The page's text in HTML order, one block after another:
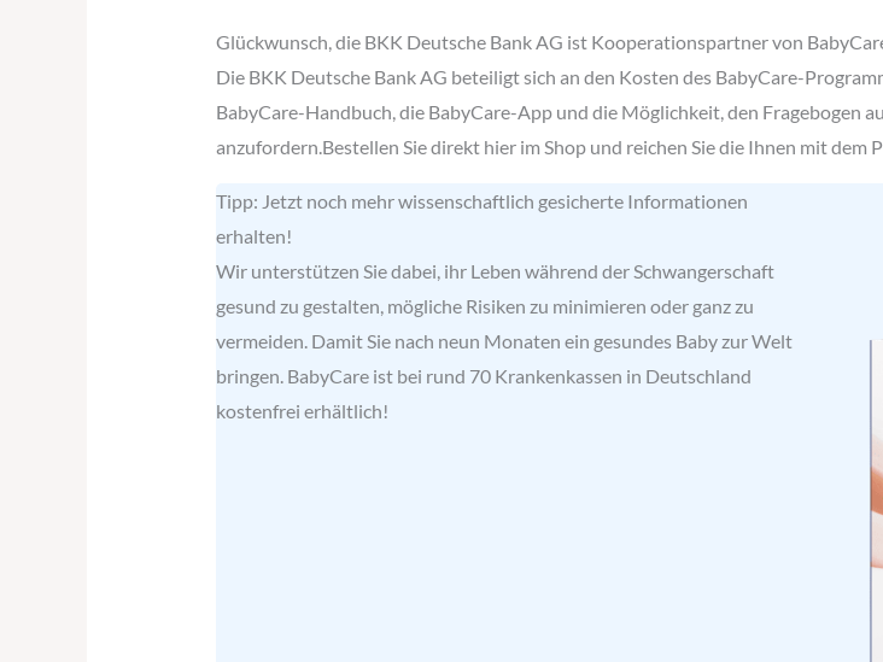
Glückwunsch, die BKK Deutsche Bank AG ist Kooperationspartner von
Die BKK Deutsche Bank AG beteiligt sich an den Kosten des BabyCare-
BabyCare-Handbuch, die BabyCare-App und die Möglichkeit, den Fragebogen
anzufordern.Bestellen Sie direkt hier im Shop und reichen Sie die Ihnen mit
Tipp: Jetzt noch mehr wissenschaftlich gesicherte Informationen
erhalten!
Wir unterstützen Sie dabei, ihr Leben während der Schwangerschaft
gesund zu gestalten, mögliche Risiken zu minimieren oder ganz zu
vermeiden. Damit Sie nach neun Monaten ein gesundes Baby zur Welt
bringen. BabyCare ist bei rund 70 Krankenkassen in Deutschland
kostenfrei erhältlich!